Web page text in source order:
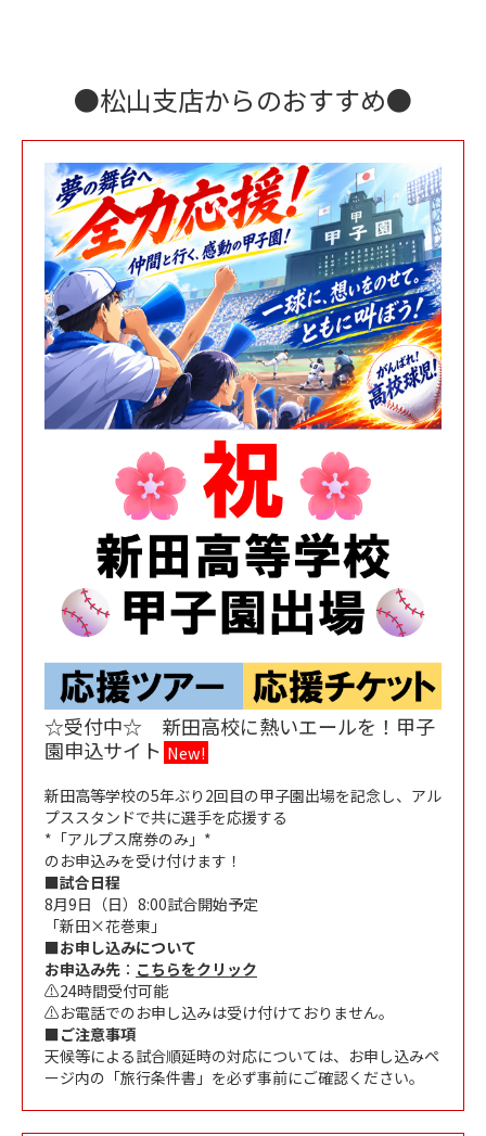
●松山支店からのおすすめ●
☆受付中☆ 新田高校に熱いエールを！甲子
園申込サイト New!
新田高等学校の5年ぶり2回目の甲子園出場を記念し、アル
プススタンドで共に選手を応援する
* 「アルプス席券のみ」 *
のお申込みを受け付けます！
■試合日程
8月9日（日）8:00試合開始予定
「新田×花巻東」
■お申し込みについて
お申込み先 ： こちらをクリック
⚠️24時間受付可能
⚠️お電話でのお申し込みは受け付けておりません。
■ご注意事項
天候等による試合順延時の対応については、お申し込みペ
ージ内の「旅行条件書」を必ず事前にご確認ください。